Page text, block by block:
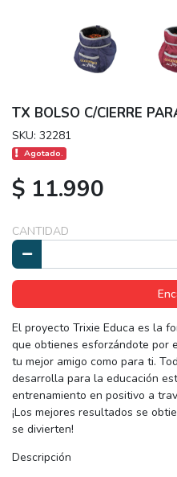
TX BOLSO C/CIERRE
SKU: 32281
Agotado.
$ 11.990
CANTIDAD
El proyecto Trixie Educa es la
que obtienes esforzándote por
tu mejor amigo como para ti.
desarrolla para la educación
entrenamiento en positivo a
¡Los mejores resultados se
se divierten!
Descripción